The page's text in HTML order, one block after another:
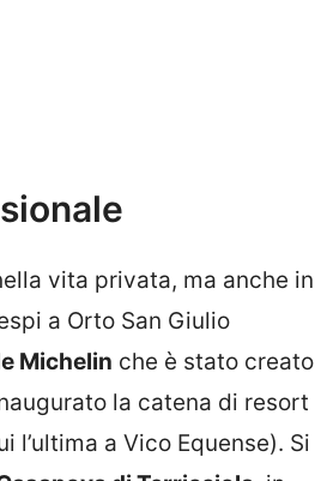
vita privata, ma anche in
a Orto San Giulio
Michelin che è stato creato
la catena di resort
a Vico Equense). Si